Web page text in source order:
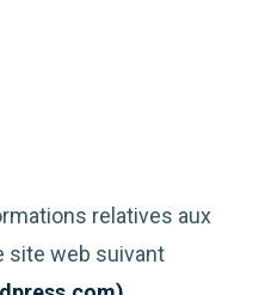
relatives aux
site web suivant